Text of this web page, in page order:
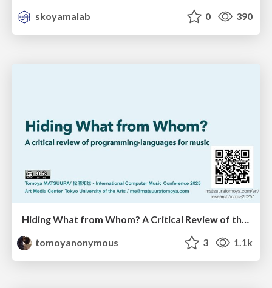
skoyamalab
0 390
Hiding What from Whom? A Critical Review of the History of Programming languages for Music
tomoyanonymous
3 1.1k